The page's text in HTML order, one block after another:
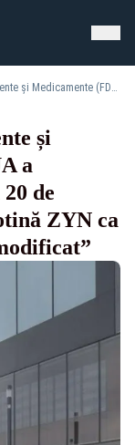
Administrația pentru Alimente și Medicamente (FDA) din SUA a autorizat comercializarea a 20 de variante de pliculețe cu nicotină ZYN ca „produse din tutun cu risc modificat”
și
a
de
ZYN ca